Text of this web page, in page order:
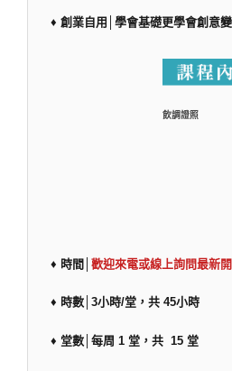
♦ 創業自用│學會基礎更學會創意
飲調證照
♦ 時間│ 歡迎來電或線上詢問最新
♦ 時數│3小時/堂，共 45小時
♦ 堂數│每周 1 堂，共 15 堂